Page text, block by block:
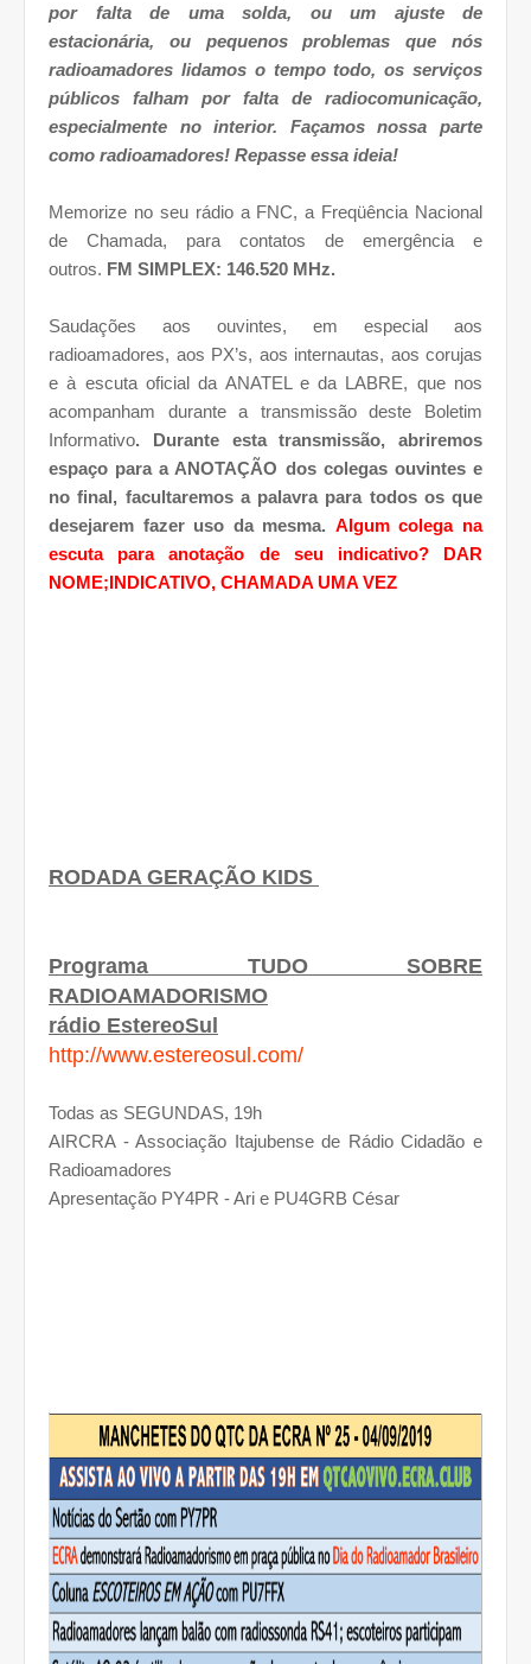
por falta de uma solda, ou um ajuste de
estacionária, ou pequenos problemas que nós
radioamadores lidamos o tempo todo, os serviços
públicos falham por falta de radiocomunicação,
especialmente no interior. Façamos nossa parte
como radioamadores! Repasse essa ideia!
Memorize no seu rádio a FNC, a Freqüência Nacional
de Chamada, para contatos de emergência e
outros. FM SIMPLEX: 146.520 MHz.
Saudações aos ouvintes, em especial aos
radioamadores, aos PX’s, aos internautas, aos corujas
e à escuta oficial da ANATEL e da LABRE, que nos
acompanham durante a transmissão deste Boletim
Informativo. Durante esta transmissão, abriremos
espaço para a ANOTAÇÃO dos colegas ouvintes e
no final, facultaremos a palavra para todos os que
desejarem fazer uso da mesma. Algum colega na
escuta para anotação de seu indicativo? DAR
NOME;INDICATIVO, CHAMADA UMA VEZ
RODADA GERAÇÃO KIDS
Programa TUDO SOBRE
RADIOAMADORISMO
rádio EstereoSul
http://www.estereosul.com/
Todas as SEGUNDAS, 19h
AIRCRA - Associação Itajubense de Rádio Cidadão e
Radioamadores
Apresentação PY4PR - Ari e PU4GRB César